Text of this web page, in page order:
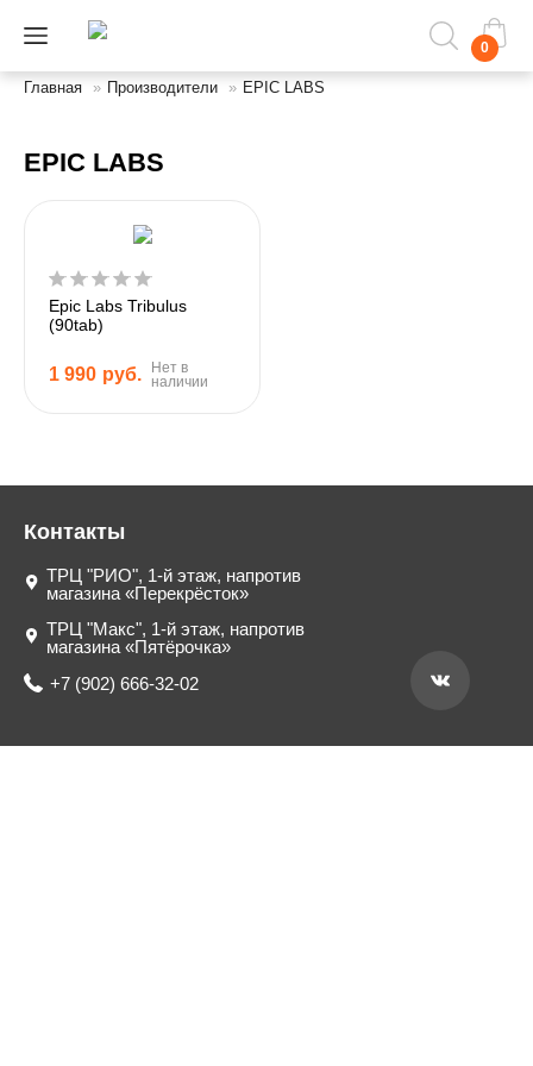
0
Главная » Производители » EPIC LABS
EPIC LABS
Epic Labs Tribulus
(90tab)
1 990 руб.
Нет в
наличии
Контакты
ТРЦ "РИО", 1-й этаж, напротив
магазина «Перекрёсток»
ТРЦ "Макс", 1-й этаж, напротив
магазина «Пятёрочка»
+7 (902) 666-32-02